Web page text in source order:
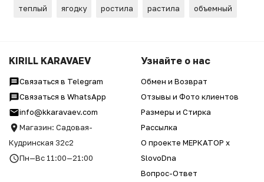
теплый
ягодку ростила растила объемный
KIRILL KARAVAEV
Связаться в Telegram
Связаться в WhatsApp
info@kkaravaev.com
Магазин: Садовая-
Кудринская 32с2
Пн—Вс 11:00—21:00
Узнайте о нас
Обмен и Возврат
Отзывы и Фото клиентов
Размеры и Стирка
Рассылка
О проекте МЕРКАТОР x
SlovoDna
Вопрос-Ответ